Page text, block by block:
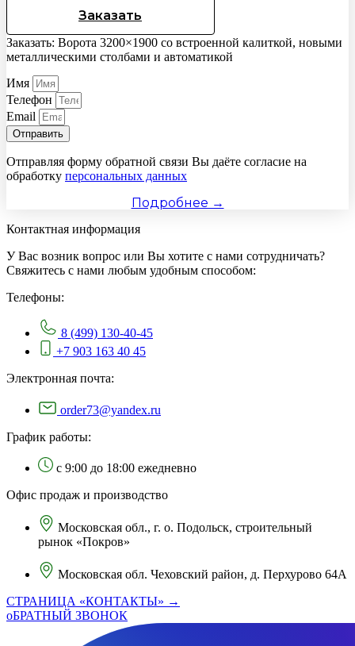
Заказать
Заказать: Ворота 3200×1900 со встроенной калиткой, новыми
металлическими столбами и автоматикой
Имя
Телефон
Email
Отправить
Отправляя форму обратной связи Вы даёте согласие на
обработку персональных данных
Подробнее →
Контактная информация
У Вас возник вопрос или Вы хотите с нами сотрудничать?
Свяжитесь с нами любым удобным способом:
Телефоны:
8 (499) 130-40-45
+7 903 163 40 45
Электронная почта:
order73@yandex.ru
График работы:
с 9:00 до 18:00 ежедневно
Офис продаж и производство
Московская обл., г. о. Подольск, строительный
рынок «Покров»
Московская обл. Чеховский район, д. Перхурово 64А
СТРАНИЦА «КОНТАКТЫ» →
оБРАТНЫЙ ЗВОНОК